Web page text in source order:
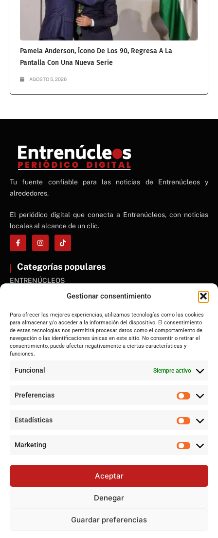
Gestionar consentimiento
Para ofrecer las mejores experiencias, utilizamos tecnologías como las cookies
para almacenar y/o acceder a la información del dispositivo. El consentimiento
de estas tecnologías nos permitirá procesar datos como el comportamiento de
navegación o las identificaciones únicas en este sitio. No consentir o retirar el
consentimiento, puede afectar negativamente a ciertas características y
funciones.
Funcional Siempre activo
Preferencias
Estadísticas
Marketing
Aceptar
Denegar
Guardar preferencias
Pamela Anderson, Ícono De Los 90, Regresa A La
Pantalla Con Una Nueva Serie
AGOSTO 5, 2026
NE
NEWS ELEMENTOR
Tu fuente confiable para las noticias de Entrenúcleos y
alrededores.
El periódico digital que conecta a Entrenúcleos, con noticias
locales al alcance de un clic.
Categorías populares
ENTRENÚCLEOS
Andalucía
Internacional
Tecnología
Sociedad
Jujutsu Kaisen: Cuando El Shōnen Decidió Crecer Sin Renunciar
Jujutsu Kaisen: El Shōnen que decidió evolucionar sin perder su
en Polígono Sur tras 20 años de lucha